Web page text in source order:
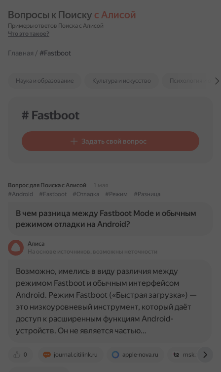
Вопросы к Поиску с Алисой
Примеры ответов Поиска с Алисой
Что это такое?
Главная / #Fastboot
Наука и образование Культура и искусство Психология и
# Fastboot
Задать свой вопрос
Вопрос для Поиска с Алисой
1 мая
#Android
#Fastboot #Отладка #Режим #Разница
В чем разница между Fastboot Mode и обычным
режимом отладки на Android?
Алиса
На основе источников, возможны неточности
0 journal.citilink.ru apple-nova.ru msk.t2.ru
Возможно, имелись в виду различия между
режимом Fastboot и обычным интерфейсом
Android. Режим Fastboot («Быстрая загрузка») —
это низкоуровневый инструмент, который даёт
доступ к расширенным функциям Android-
устройств. Он не является частью…